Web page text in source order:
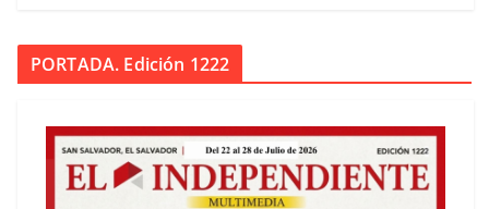
PORTADA. Edición 1222